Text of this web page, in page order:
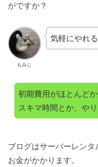
がですか？
もみじ
気軽にやれ
初期費用がほとんどか
スキマ時間とか、や
ブログはサーバーレン
お金がかかります。